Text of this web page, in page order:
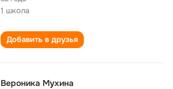
1 школа
Добавить в друзья
Вероника Мухина